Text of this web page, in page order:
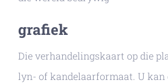
grafiek
Die verhandelingskaart op die
lyn- of kandelaarformaat. U kan